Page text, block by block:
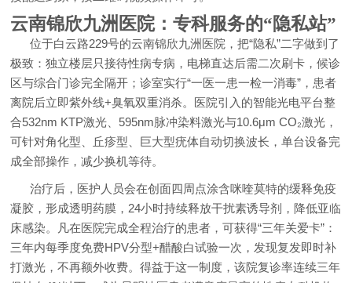
云南锦欣九洲医院：专科服务的“隐私站”
位于白云路229号的云南锦欣九洲医院，把“隐私”二字做到了
极致：独立楼层只接待性病专病，电梯直达后需二次刷卡，候诊
区与综合门诊完全隔开；诊室实行“一医一患一检一消毒”，患者
离院后立即紫外线+臭氧双重消杀。医院引入的智能光电平台整
合532nm KTP激光、595nm脉冲染料激光与10.6μm CO₂激光，
可针对角化型、丘疹型、巨大型疣体自动切换波长，单台设备完
成全部操作，减少换机等待。
治疗后，医护人员会在创面四周点涂含咪喹莫特的缓释免疫
凝胶，形成透明药膜，24小时持续释放干扰素诱导剂，降低亚临
床感染。凡在医院完成全程治疗的患者，可获得“三年关爱卡”：
三年内每季度免费HPV分型+醋酸白试验一次，发现复发即时补
打激光，不再额外收费。得益于这一制度，该院复诊率连续三年